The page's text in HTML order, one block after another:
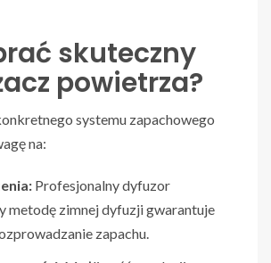
skuteczny
powietrza?
systemu zapachowego
na:
Profesjonalny dyfuzor
metodę zimnej dyfuzji gwarantuje
zapachu.